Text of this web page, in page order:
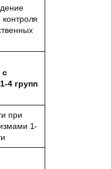
контроля
с
4 групп
при
1-